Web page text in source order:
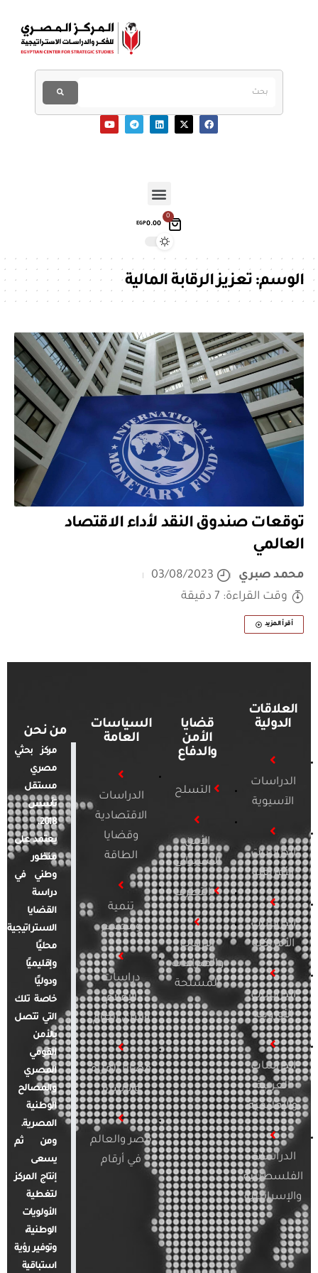
0
EGP0.00
الوسم:تعزيز الرقابة المالية
توقعات صندوق النقد لأداء الاقتصاد
العالمي
محمد صبري
03/08/2023
وقت القراءة: 7 دقيقة
أقرأ المزيد
العلاقات
الدولية
الدراسات
الآسيوية
الدراسات
الأفريقية
الدراسات
الأمريكية
الدراسات
الأوروبية
الدراسات
العربية
والإقليمية
الدراسات
الفلسطينية
والإسرائيلية
قضايا
الأمن
والدفاع
التسلح
الأمن
السيبراني
التطرف
الإرهاب
والصراعات
المسلحة
السياسات
العامة
الدراسات
الاقتصادية
وقضايا
الطاقة
تنمية
ومجتمع
دراسات
الإعلام
والرأي العام
قضايا المرأة
والأسرة
مصر والعالم
في أرقام
من نحن
مركز بحثي
مصري
مستقل
تأسس
2018.
يعتمد على
منظور
وطني في
دراسة
القضايا
الاستراتيجية
محليًا
وإقليميًا
ودوليًا
خاصة تلك
التي تتصل
بالأمن
القومي
المصري
والمصالح
الوطنية
المصرية.
ومن ثم
يسعى
إنتاج المركز
لتغطية
الأولويات
الوطنية،
وتوفير رؤية
استباقية